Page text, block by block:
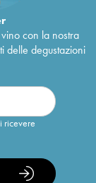
con la nostra
delle degustazioni
ricevere